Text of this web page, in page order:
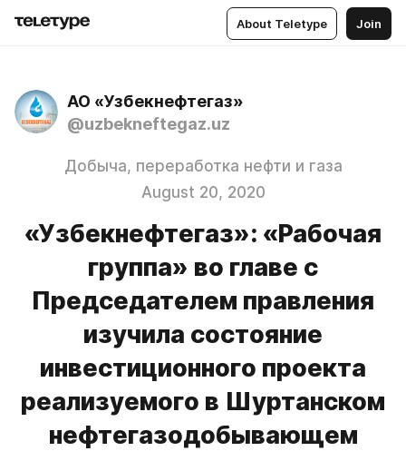
About Teletype Join
АО «Узбекнефтегаз»
@uzbekneftegaz.uz
Добыча, переработка нефти и газа
August 20, 2020
«Узбекнефтегаз»: «Рабочая
группа» во главе с
Председателем правления
изучила состояние
инвестиционного проекта
реализуемого в Шуртанском
нефтегазодобывающем